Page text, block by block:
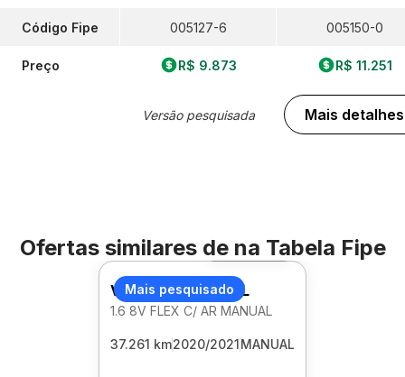
Código Fipe
Preço
005127-6
R$ 9.873
Versão pesquisada
005150-0
R$ 11.251
Mais detalhes
Ofertas similares de na Tabela Fipe
Mais pesquisado
Foto 360º
VOLKSWAGEN GOL
1.6 8V FLEX C/ AR MANUAL
37.261 km2020/2021MANUAL